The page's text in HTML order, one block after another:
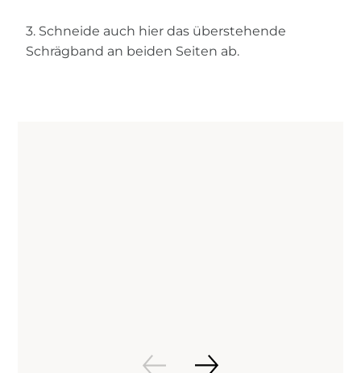
3. Schneide auch hier das überstehende
Schrägband an beiden Seiten ab.